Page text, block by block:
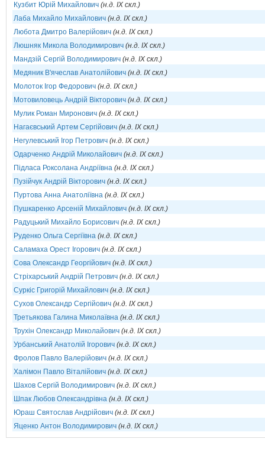
Кузбит Юрій Михайлович (н.д. IX скл.)
Лаба Михайло Михайлович (н.д. IX скл.)
Любота Дмитро Валерійович (н.д. IX скл.)
Люшняк Микола Володимирович (н.д. IX скл.)
Мандзій Сергій Володимирович (н.д. IX скл.)
Медяник В'ячеслав Анатолійович (н.д. IX скл.)
Молоток Ігор Федорович (н.д. IX скл.)
Мотовиловець Андрій Вікторович (н.д. IX скл.)
Мулик Роман Миронович (н.д. IX скл.)
Нагаєвський Артем Сергійович (н.д. IX скл.)
Негулевський Ігор Петрович (н.д. IX скл.)
Одарченко Андрій Миколайович (н.д. IX скл.)
Підласа Роксолана Андріївна (н.д. IX скл.)
Пузійчук Андрій Вікторович (н.д. IX скл.)
Пуртова Анна Анатоліївна (н.д. IX скл.)
Пушкаренко Арсеній Михайлович (н.д. IX скл.)
Радуцький Михайло Борисович (н.д. IX скл.)
Руденко Ольга Сергіївна (н.д. IX скл.)
Саламаха Орест Ігорович (н.д. IX скл.)
Сова Олександр Георгійович (н.д. IX скл.)
Стріхарський Андрій Петрович (н.д. IX скл.)
Суркіс Григорій Михайлович (н.д. IX скл.)
Сухов Олександр Сергійович (н.д. IX скл.)
Третьякова Галина Миколаївна (н.д. IX скл.)
Трухін Олександр Миколайович (н.д. IX скл.)
Урбанський Анатолій Ігорович (н.д. IX скл.)
Фролов Павло Валерійович (н.д. IX скл.)
Халімон Павло Віталійович (н.д. IX скл.)
Шахов Сергій Володимирович (н.д. IX скл.)
Шпак Любов Олександрівна (н.д. IX скл.)
Юраш Святослав Андрійович (н.д. IX скл.)
Яценко Антон Володимирович (н.д. IX скл.)